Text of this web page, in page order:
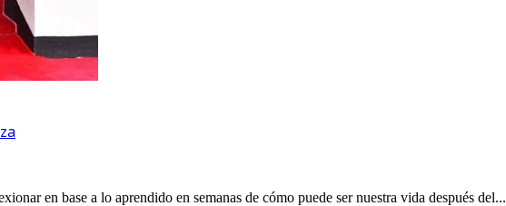
en base a lo aprendido en semanas de cómo puede ser nuestra vida después del...